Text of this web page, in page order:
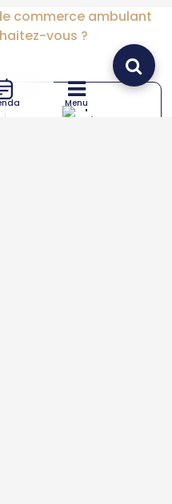
Menu
commerce ambulant
vous ?